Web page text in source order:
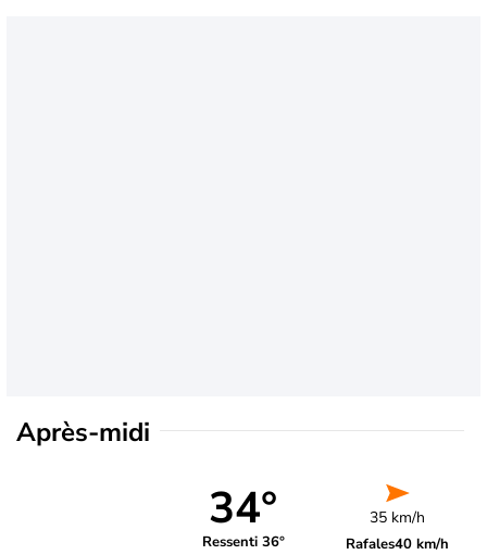
Après-midi
34°
Ressenti 36°
35 km/h
Rafales40 km/h